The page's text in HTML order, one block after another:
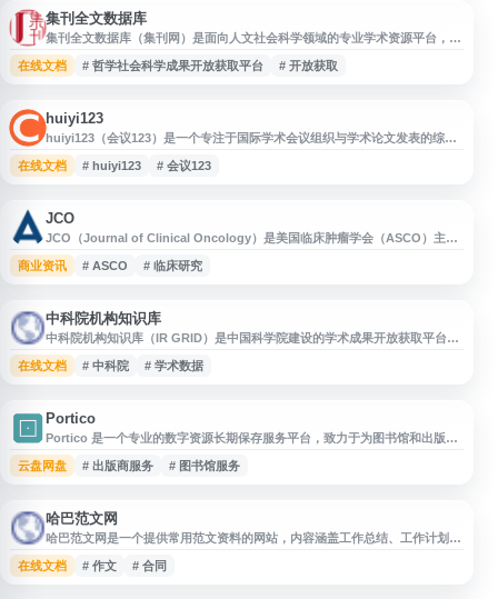
集刊全文数据库
集刊全文数据库（集刊网）是面向人文社会科学领域的专业学术资源平台，整
合社会科学文献出版社已出版集刊内容，提供集刊资讯、图书、论文、图片、
图表、视频等资源服务。平台关注学术集刊的展示、传播与规范建设，服务主
在线文档 # 哲学社会科学成果开放获取平台 # 开放获取
huiyi123
huiyi123（会议123）是一个专注于国际学术会议组织与学术论文发表的综合
服务平台。平台为科研人员提供会议投稿、论文出版等学术交流服务，支持中
英文稿件投稿，承诺20-50天快速在线出版周期。会议地点覆盖上海、杭州、
文收录
在线文档 # huiyi123 # 会议123
JCO
JCO（Journal of Clinical Oncology）是美国临床肿瘤学会（ASCO）主办
的国际权威肿瘤学期刊，专注于发表临床肿瘤学领域的高质量原创研究、综述
和临床指南。该刊涵盖肿瘤内科、外科、放疗、免疫治疗、靶向治疗等多个专
商业资讯 # ASCO # 临床研究
中科院机构知识库
中科院机构知识库（IR GRID）是中国科学院建设的学术成果开放获取平台，
收录并保存中科院所属各研究机构的科研产出。该平台集中展示中科院系统的
学术论文、学位论文、科研数据、预印本、科技报告等多种类型的知识资源，
学、信息技术等众
在线文档 # 中科院 # 学术数据
Portico
Portico 是一个专业的数字资源长期保存服务平台，致力于为图书馆和出版商
提供可靠且经济的电子资源归档解决方案。该平台由 Ithaka 组织运营，专注
于学术期刊、电子书和数字化藏品的永久保存，确保这些重要的学术资源在出
云盘网盘 # 出版商服务 # 图书馆服务
哈巴范文网
哈巴范文网是一个提供常用范文资料的网站，内容涵盖工作总结、工作计划、
总结报告、各类报告、合同范本、文书信函、作文等实用写作参考。网站面向
有日常办公、学习写作和材料整理需求的用户，便于查找范文模板与写作思
在线文档 # 作文 # 合同